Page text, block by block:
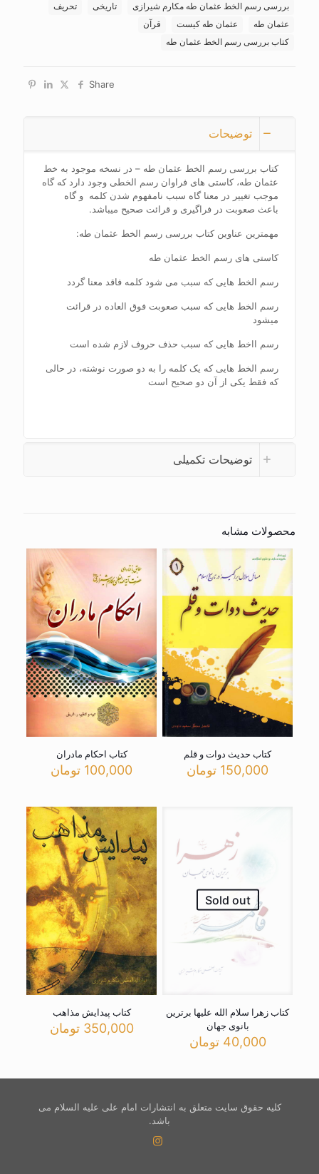
طه
عدد
بررسی رسم الخط عثمان طه مکارم شیرازی
تاریخی
تحریف
عثمان طه
عثمان طه کیست
قرآن
کتاب بررسی رسم الخط عثمان طه
Share
توضیحات
کتاب بررسی رسم الخط عثمان طه – در نسخه موجود به خط
عثمان طه، کاستی های فراوان رسم الخطی وجود دارد که گاه
موجب تغییر در معنا گاه سبب نامفهوم شدن کلمه و گاه
باعث صعوبت در فراگیری و قرائت صحیح میباشد.
مهمترین عناوین کتاب بررسی رسم الخط عثمان طه:
کاستی های رسم الخط عثمان طه
رسم الخط هایی که سبب می شود کلمه فاقد معنا گردد
رسم الخط هایی که سبب صعوبت فوق العاده در قرائت
میشود
رسم ااخط هایی که سبب حذف حروف لازم شده است
رسم الخط هایی که یک کلمه را به دو صورت نوشته، در حالی
که فقط یکی از آن دو صحیح است
توضیحات تکمیلی
محصولات مشابه
کتاب حدیث دوات و قلم
150,000 تومان
کتاب احکام مادران
100,000 تومان
Sold out
کتاب زهرا سلام الله علیها برترین
بانوی جهان
40,000 تومان
کتاب پیدایش مذاهب
350,000 تومان
کلیه حقوق سایت متعلق به انتشارات امام علی علیه السلام می
باشد.